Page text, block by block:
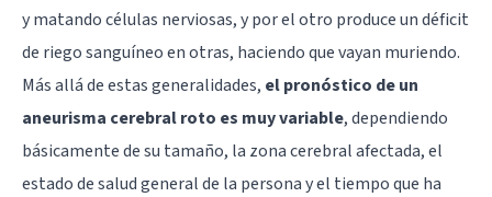
y matando células nerviosas, y por el otro produce un déficit
de riego sanguíneo en otras, haciendo que vayan muriendo.
Más allá de estas generalidades, el pronóstico de un
aneurisma cerebral roto es muy variable, dependiendo
básicamente de su tamaño, la zona cerebral afectada, el
estado de salud general de la persona y el tiempo que ha